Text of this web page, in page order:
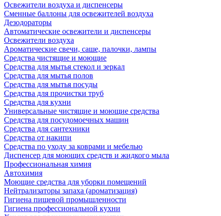
Освежители воздуха и диспенсеры
Сменные баллоны для освежителей воздуха
Дезодораторы
Автоматические освежители и диспенсеры
Освежители воздуха
Ароматические свечи, саше, палочки, лампы
Средства чистящие и моющие
Средства для мытья стекол и зеркал
Средства для мытья полов
Средства для мытья посуды
Средства для прочистки труб
Средства для кухни
Универсальные чистящие и моющие средства
Средства для посудомоечных машин
Средства для сантехники
Средства от накипи
Средства по уходу за коврами и мебелью
Диспенсер для моющих средств и жидкого мыла
Профессиональная химия
Автохимия
Моющие средства для уборки помещений
Нейтрализаторы запаха (ароматизация)
Гигиена пищевой промышленности
Гигиена профессиональной кухни